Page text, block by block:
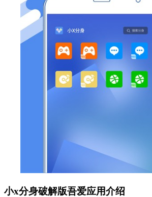
小x分身破解版吾爱应用介绍